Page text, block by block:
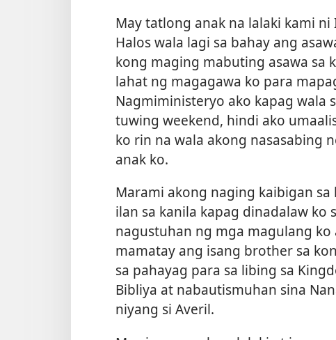
May tatlong anak na lalaki kami ni
Halos wala lagi sa bahay ang
kong maging mabuting asawa sa
lahat ng magagawa ko para
Nagmiministeryo ako kapag wala
tuwing weekend, hindi ako
ko rin na wala akong nasasabing
anak ko.
Marami akong naging kaibigan
ilan sa kanila kapag dinadalaw ko
nagustuhan ng mga magulang
mamatay ang isang brother sa
sa pahayag para sa libing sa
Bibliya at nabautismuhan sina
niyang si Averil.